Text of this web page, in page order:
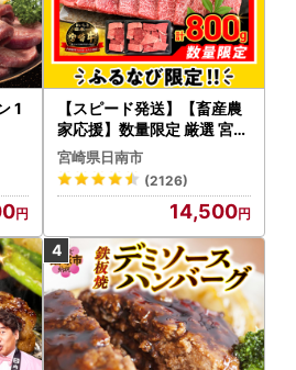
1
【スピード発送】【畜産農
家応援】数量限定 厳選 宮崎
牛 赤身 焼肉 計800g FN-Li
mited-PR_BDV5-26-2W
宮崎県日南市
(2126)
14,500